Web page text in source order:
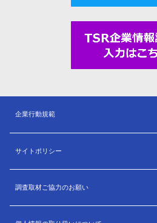
企業行動規範
サイトポリシー
調査取材ご協力のお願い